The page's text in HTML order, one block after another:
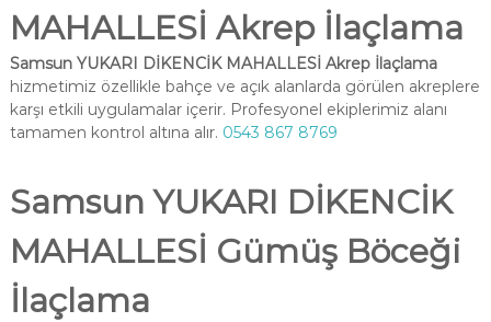
MAHALLESİ Akrep İlaçlama
Samsun YUKARI DİKENCİK MAHALLESİ Akrep İlaçlama
hizmetimiz özellikle bahçe ve açık alanlarda görülen akreplere
karşı etkili uygulamalar içerir. Profesyonel ekiplerimiz alanı
tamamen kontrol altına alır. 0543 867 8769
Samsun YUKARI DİKENCİK
MAHALLESİ Gümüş Böceği
İlaçlama